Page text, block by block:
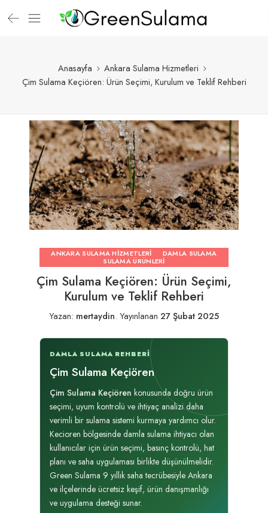
Anasayfa
Ankara Sulama Hizmetleri
Çim Sulama Keçiören: Ürün Seçimi, Kurulum ve Teklif Rehberi
ANKARA SULAMA HIZMETLERI
DAMLA SULAMA
SULAMA ÜRÜNLERI
Çim Sulama Keçiören: Ürün Seçimi,
Kurulum ve Teklif Rehberi
Yazan: mertaydin. Yayınlanan 27 Şubat 2025
DAMLA SULAMA REHBERI
Çim Sulama Keçiören
Çim Sulama Keçiören konusunda doğru ürün
seçimi, uyum kontrolü ve ihtiyaç analizi daha
verimli bir sulama sistemi kurmaya yardımcı olur.
Kecioren bölgesinde damla sulama ihtiyacı olan
kullanıcılar için ürün seçimi, basınç kontrolü, hat
planı ve saha uygulaması birlikte düşünülmelidir.
Green Sulama 9 yıllık saha tecrübesiyle Ankara
ve ilçelerinde ücretsiz keşif, ürün danışmanlığı
ve uygulama desteği sunar.